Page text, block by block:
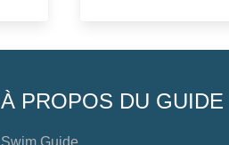
À PROPOS DU GUIDE